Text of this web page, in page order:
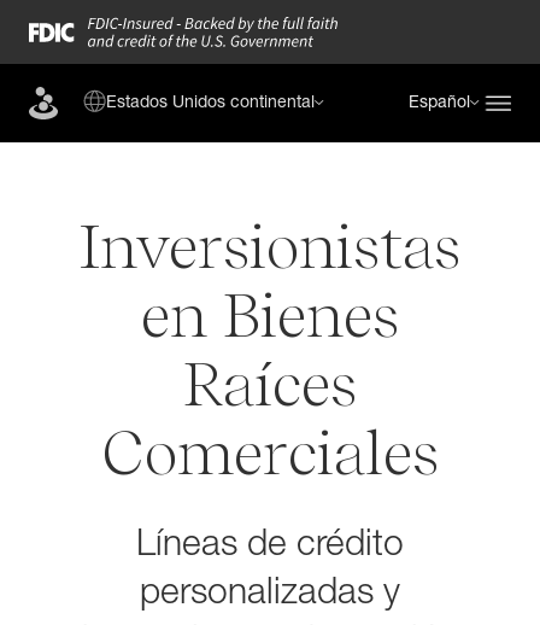
Estados Unidos continental Español
Inversionistas
en Bienes
Raíces
Comerciales
Líneas de crédito
personalizadas y